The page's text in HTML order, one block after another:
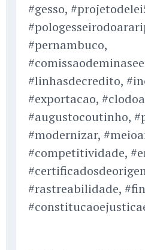
#gesso,
#pernambuco,
#linhasdecredito,
#exportacao,
#augustocoutinho,
#modernizar,
#competitividade,
#rastreabilidade,